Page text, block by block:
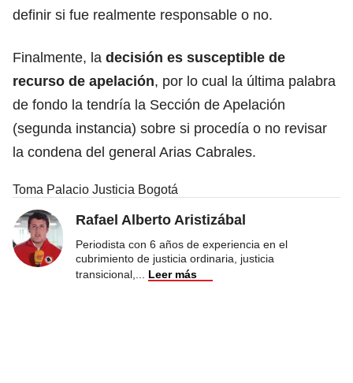
definir si fue realmente responsable o no.
Finalmente, la decisión es susceptible de
recurso de apelación, por lo cual la última palabra
de fondo la tendría la Sección de Apelación
(segunda instancia) sobre si procedía o no revisar
la condena del general Arias Cabrales.
Toma Palacio Justicia Bogotá
Rafael Alberto Aristizábal
Periodista con 6 años de experiencia en el
cubrimiento de justicia ordinaria, justicia
transicional,
Leer más